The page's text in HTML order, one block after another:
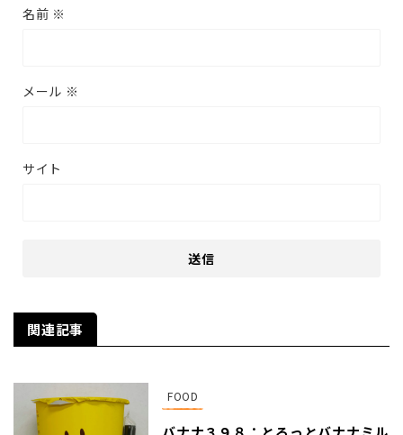
名前 ※
メール ※
サイト
関連記事
FOOD